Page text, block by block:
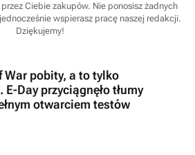
Ciebie zakupów. Nie ponosisz żadnych
wspierasz pracę naszej redakcji.
Dziękujemy!
War pobity, a to tylko
Day przyciągnęło tłumy
otwarciem testów